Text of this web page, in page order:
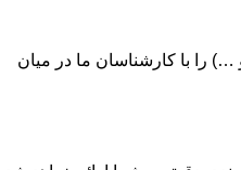
را با کارشناسان ما در میان